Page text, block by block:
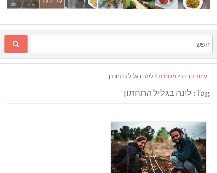
עמוד הבית > מקומות > לינה בגליל התחתון
Tag: לינה בגליל התחתון